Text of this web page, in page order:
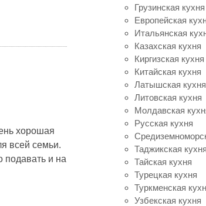
хорошая
всей семьи.
и на
Грузинская кухня
Европейская
Итальянская
Казахская кухня
Киргизская кухня
Китайская кухня
Латышская кухня
Литовская кухня
Молдавская
Русская кухня
Таджикская кухня
Тайская кухня
Турецкая кухня
Туркменская
Узбекская кухня